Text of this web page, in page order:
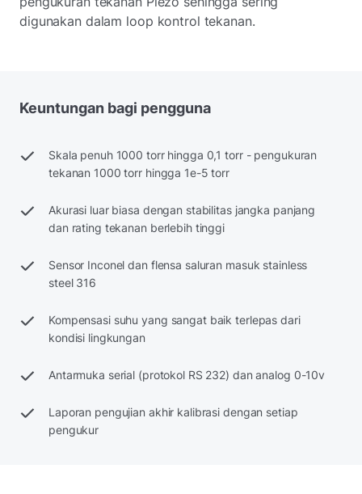
digunakan dalam loop kontrol tekanan.
Keuntungan bagi pengguna
Skala penuh 1000 torr hingga 0,1 torr - pengukuran
tekanan 1000 torr hingga 1e-5 torr
Akurasi luar biasa dengan stabilitas jangka panjang
dan rating tekanan berlebih tinggi
Sensor Inconel dan flensa saluran masuk stainless
steel 316
Kompensasi suhu yang sangat baik terlepas dari
kondisi lingkungan
Antarmuka serial (protokol RS 232) dan analog 0-10v
Laporan pengujian akhir kalibrasi dengan setiap
pengukur